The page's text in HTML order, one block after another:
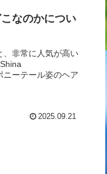
なのかについ
、非常に人気が高い
ーテール姿のヘア
2025.09.21